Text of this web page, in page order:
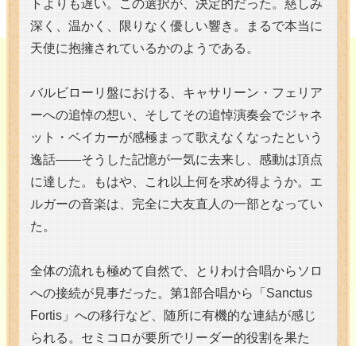
トよりも遅い。この選択が、決定的だった。慈しみ
深く、温かく、限りなく優しい響き。まるで本当に
天使に抱擁されているかのようである。
バルビローリ盤における、キャサリーン・フェリア
ーへの追悼の想い、そしてその追悼演奏会でジャネ
ット・ベイカーが感極まって歌えなくなったという
逸話――そうした記憶が一気に去来し、感動は頂点
に達した。もはや、これ以上何を求め得ようか。エ
ルガーの音楽は、完全に大友直人の一部となってい
た。
全体の流れも極めて自然で、とりわけ合唱からソロ
への接続が見事だった。第1部合唱から「Sanctus
Fortis」への移行など、随所に有機的な連結が感じ
られる。セミコロが要所でリーダー的役割を果た